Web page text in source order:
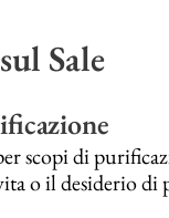
Sale
scopi di
o il desiderio